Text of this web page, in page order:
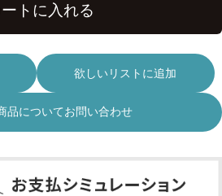
トに入れる
欲しいリストに追加
品についてお問い合わせ